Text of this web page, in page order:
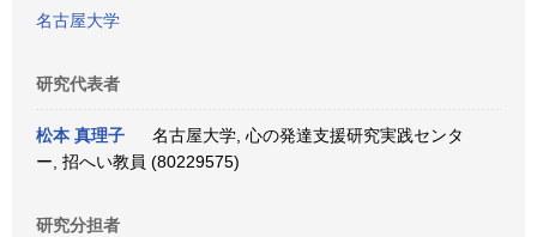
名古屋大学
研究代表者
松本 真理子
名古屋大学, 心の発達支援研究実践センタ
ー, 招へい教員 (80229575)
研究分担者